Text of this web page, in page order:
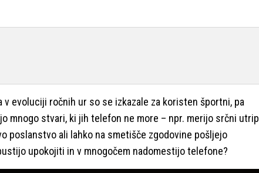
evoluciji ročnih ur so se izkazale za koristen športni, pa
mnogo stvari, ki jih telefon ne more – npr. merijo srčni utrip
poslanstvo ali lahko na smetišče zgodovine pošljejo
upokojiti in v mnogočem nadomestijo telefone?